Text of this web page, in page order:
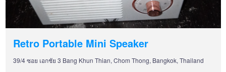
Retro Portable Mini Speaker
39/4 ซอย เอกชัย 3 Bang Khun Thian, Chom Thong, Bangkok, Thailand